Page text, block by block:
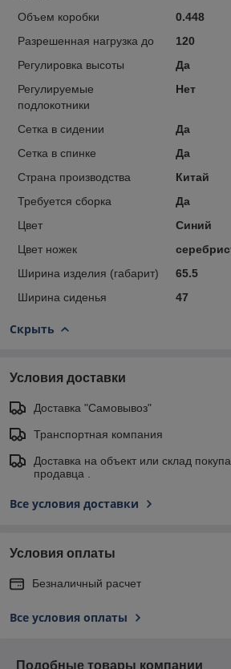
Объем коробки
0.448
Разрешенная нагрузка до
120
Регулировка высоты
Да
Регулируемые
подлокотники
Нет
Сетка в сидении
Да
Сетка в спинке
Да
Страна производства
Китай
Требуется сборка
Да
Цвет
Синий
Цвет ножек
Ширина изделия (габарит)
65.5
Ширина сиденья
47
Скрыть
Условия доставки
Доставка "Самовывоз"
Транспортная компания
Доставка на объект или склад
продавца .
Все условия доставки
Условия оплаты
Безналичный расчет
Все условия оплаты
Подобные товары компании